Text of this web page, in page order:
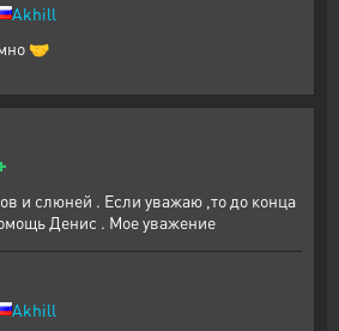
Akhill
🤝
и слюней . Если уважаю ,то до конца
Денис . Мое уважение
Akhill